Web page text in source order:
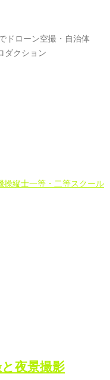
ドローン空撮・自治体
ダクション
操縦士一等・二等スクール
夜景撮影